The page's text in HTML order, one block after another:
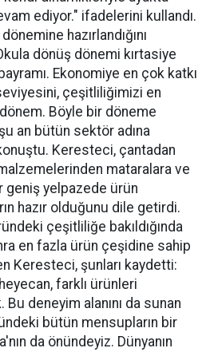
ediyor." ifadelerini kullandı.
hazırlandığını
dönüş dönemi kırtasiye
Ekonomiye en çok katkı
seviyesini, çeşitliliğimizi en
dönem. Böyle bir döneme
an bütün sektör adına
Keresteci, çantadan
mataralara ve
geniş yelpazede ürün
hazır olduğunu dile getirdi.
çeşitliliğe bakıldığında
en fazla ürün çeşidine sahip
Keresteci, şunları kaydetti:
farklı ürünleri
deneyim alanını da sunan
bütün mensupların bir
da önündeyiz. Dünyanın